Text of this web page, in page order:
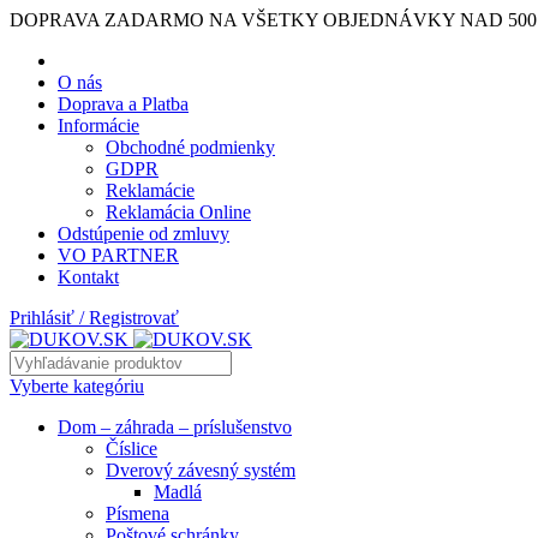
DOPRAVA ZADARMO NA VŠETKY OBJEDNÁVKY NAD
O nás
Doprava a Platba
Informácie
Obchodné podmienky
GDPR
Reklamácie
Reklamácia Online
Odstúpenie od zmluvy
VO PARTNER
Kontakt
Prihlásiť / Registrovať
Vyberte kategóriu
Dom – záhrada – príslušenstvo
Číslice
Dverový závesný systém
Madlá
Písmena